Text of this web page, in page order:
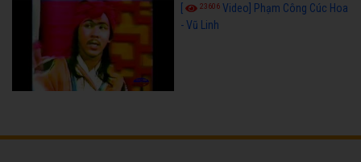
23606 Video] Phạm Công Cúc Hoa
- Vũ Linh